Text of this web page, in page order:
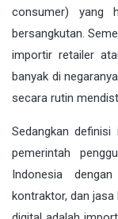
consumer) yang
bersangkutan.
importir retailer
banyak di
secara rutin
Sedangkan
pemerintah
Indonesia
kontraktor, dan